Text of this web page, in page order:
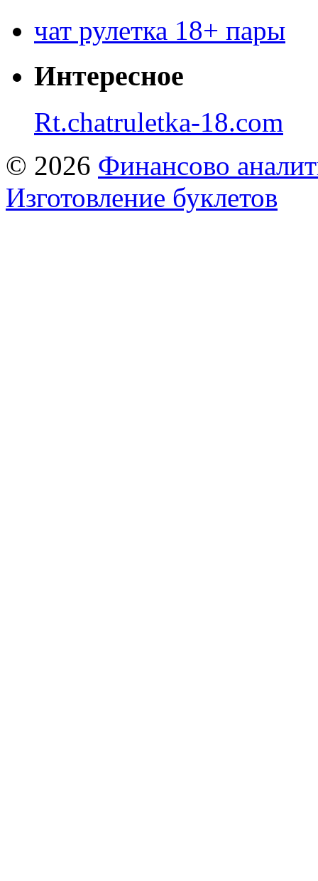
чат рулетка 18+ пары
Интересное
Rt.chatruletka-18.com
© 2026 Финансово
Изготовление буклетов